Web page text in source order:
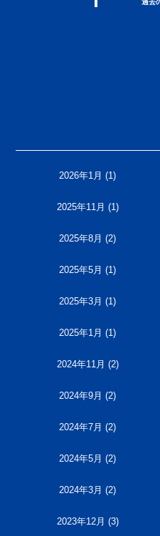
過去
2026年1月 (1)
2025年11月 (1)
2025年8月 (2)
2025年5月 (1)
2025年3月 (1)
2025年1月 (1)
2024年11月 (2)
2024年9月 (2)
2024年7月 (2)
2024年5月 (2)
2024年3月 (2)
2023年12月 (3)